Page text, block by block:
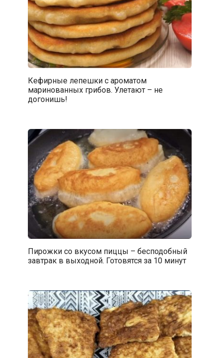
Кефирные лепешки с ароматом
маринованных грибов. Улетают – не
догонишь!
Пирожки со вкусом пиццы – бесподобный
завтрак в выходной. Готовятся за 10 минут